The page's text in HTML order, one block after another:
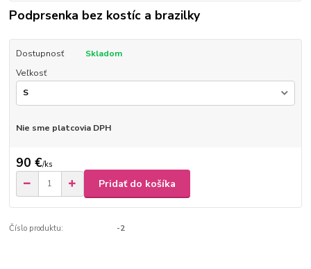
Podprsenka bez kostíc a brazilky
Dostupnosť
Skladom
Veľkosť
Nie sme platcovia DPH
90 €/ks
Pridať do košíka
Číslo produktu: -2